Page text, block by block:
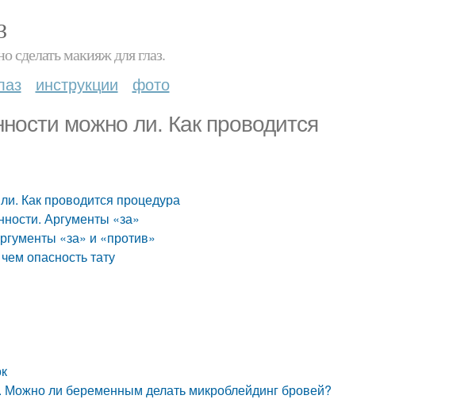
сделать макияж для глаз.
инструкции фото
можно ли. Как проводится
Как проводится процедура
Аргументы «за»
«за» и «против»
опасность тату
ли беременным делать микроблейдинг бровей?